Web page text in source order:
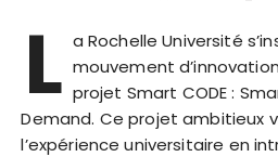
L a Rochelle Université
mouvement
projet Smart CODE :
Demand. Ce projet ambitieux
l’expérience universitaire en